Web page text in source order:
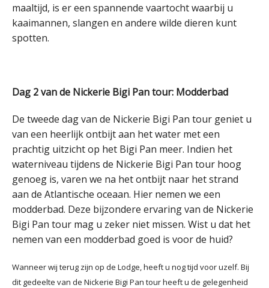
maaltijd, is er een spannende vaartocht waarbij u
kaaimannen, slangen en andere wilde dieren kunt
spotten.
Dag 2 van de Nickerie Bigi Pan tour: Modderbad
De tweede dag van de Nickerie Bigi Pan tour geniet u
van een heerlijk ontbijt aan het water met een
prachtig uitzicht op het Bigi Pan meer. Indien het
waterniveau tijdens de Nickerie Bigi Pan tour hoog
genoeg is, varen we na het ontbijt naar het strand
aan de Atlantische oceaan. Hier nemen we een
modderbad. Deze bijzondere ervaring van de Nickerie
Bigi Pan tour mag u zeker niet missen. Wist u dat het
nemen van een modderbad goed is voor de huid?
Wanneer wij terug zijn op de Lodge, heeft u nog tijd voor uzelf. Bij
dit gedeelte van de Nickerie Bigi Pan tour heeft u de gelegenheid